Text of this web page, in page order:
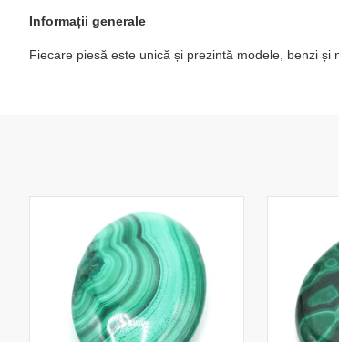
Informații generale
Fiecare piesă este unică și prezintă modele, benzi